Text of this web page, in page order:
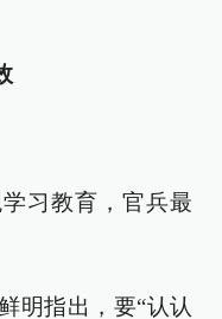
习教育，官兵最
明指出，要“认认